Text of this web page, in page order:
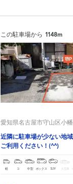
この駐車場から 1148m
愛知県名古屋市守山区小
近隣に駐車場が少ない地
ご利用ください！(^^)
軽 コ 中型 ボックス SUV 大型車